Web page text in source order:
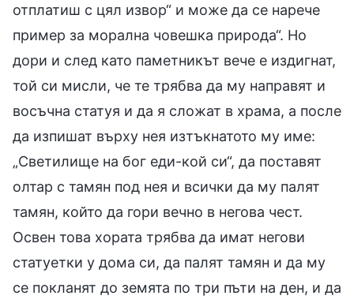
отплатиш с цял извор“ и може да се нарече
пример за морална човешка природа“. Но
дори и след като паметникът вече е издигнат,
той си мисли, че те трябва да му направят и
восъчна статуя и да я сложат в храма, а после
да изпишат върху нея изтъкнатото му име:
„Светилище на бог еди-кой си“, да поставят
олтар с тамян под нея и всички да му палят
тамян, който да гори вечно в негова чест.
Освен това хората трябва да имат негови
статуетки у дома си, да палят тамян и да му
се покланят до земята по три пъти на ден, и да